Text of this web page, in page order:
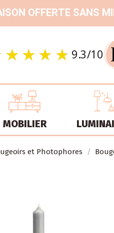
OFFERTE SANS
MOBILIER
et Photophores